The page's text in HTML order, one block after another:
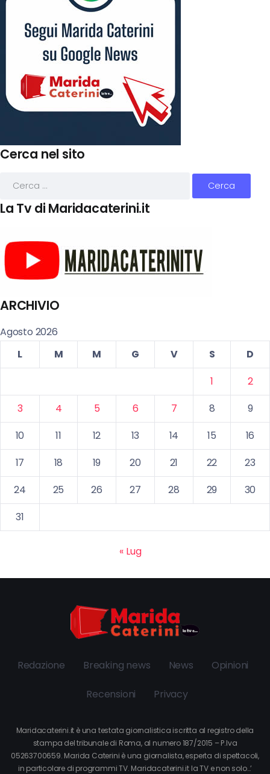
Cerca nel sito
La Tv di Maridacaterini.it
ARCHIVIO
Agosto 2026
L
M M G V S
D
1
2
3
4 5 6 7 8
9
10
11 12 13 14 15
16
17
18 19 20 21 22
23
24
25 26 27 28 29
30
31
« Lug
Redazione Breaking news News Opinioni
Recensioni Privacy
Maridacaterini.it è una testata giornalistica iscritta al registro della
stampa del tribunale di Roma, al numero 187/2015 – P.Iva
05263700659. Marida Caterini è una giornalista, esperta di spettacoli,
in particolare di programmi TV. Maridacaterini.it la TV e non solo…’